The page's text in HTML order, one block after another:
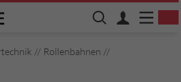
// Rollenbahnen //